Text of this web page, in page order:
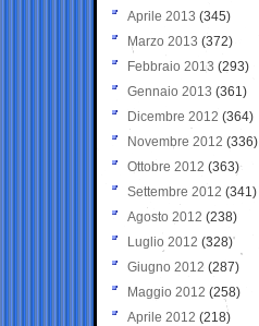
Aprile 2013 (345)
Marzo 2013 (372)
Febbraio 2013 (293)
Gennaio 2013 (361)
Dicembre 2012 (364)
Novembre 2012 (336)
Ottobre 2012 (363)
Settembre 2012 (341)
Agosto 2012 (238)
Luglio 2012 (328)
Giugno 2012 (287)
Maggio 2012 (258)
Aprile 2012 (218)